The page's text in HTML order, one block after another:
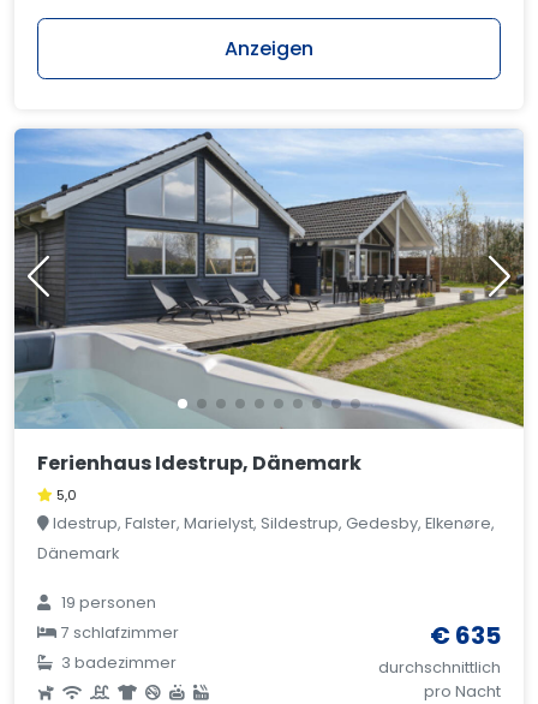
Anzeigen
Ferienhaus Idestrup, Dänemark
5,0
Idestrup, Falster, Marielyst, Sildestrup, Gedesby, Elkenøre,
Dänemark
19 personen
7 schlafzimmer
3 badezimmer
€ 635
durchschnittlich
pro Nacht